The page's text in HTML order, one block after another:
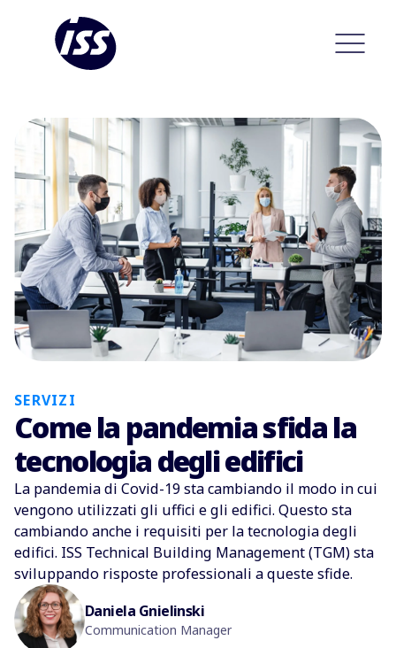
SERVIZI
Come la pandemia sfida la
tecnologia degli edifici
La pandemia di Covid-19 sta cambiando il modo in cui
vengono utilizzati gli uffici e gli edifici. Questo sta
cambiando anche i requisiti per la tecnologia degli
edifici. ISS Technical Building Management (TGM) sta
sviluppando risposte professionali a queste sfide.
Daniela Gnielinski
Communication Manager